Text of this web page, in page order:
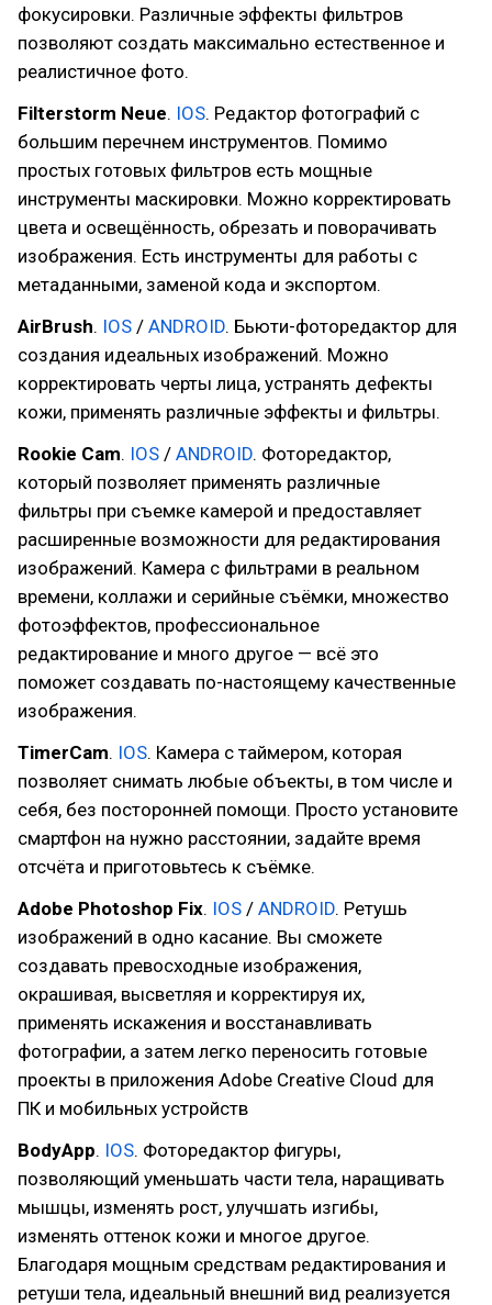
фокусировки. Различные эффекты фильтров
позволяют создать максимально естественное и
реалистичное фото.
Filterstorm Neue. IOS. Редактор фотографий с
большим перечнем инструментов. Помимо
простых готовых фильтров есть мощные
инструменты маскировки. Можно корректировать
цвета и освещённость, обрезать и поворачивать
изображения. Есть инструменты для работы с
метаданными, заменой кода и экспортом.
AirBrush. IOS / ANDROID. Бьюти-фоторедактор для
создания идеальных изображений. Можно
корректировать черты лица, устранять дефекты
кожи, применять различные эффекты и фильтры.
Rookie Cam. IOS / ANDROID. Фоторедактор,
который позволяет применять различные
фильтры при съемке камерой и предоставляет
расширенные возможности для редактирования
изображений. Камера с фильтрами в реальном
времени, коллажи и серийные съёмки, множество
фотоэффектов, профессиональное
редактирование и много другое — всё это
поможет создавать по-настоящему качественные
изображения.
TimerCam. IOS. Камера с таймером, которая
позволяет снимать любые объекты, в том числе и
себя, без посторонней помощи. Просто установите
смартфон на нужно расстоянии, задайте время
отсчёта и приготовьтесь к съёмке.
Adobe Photoshop Fix. IOS / ANDROID. Ретушь
изображений в одно касание. Вы сможете
создавать превосходные изображения,
окрашивая, высветляя и корректируя их,
применять искажения и восстанавливать
фотографии, а затем легко переносить готовые
проекты в приложения Adobe Creative Cloud для
ПК и мобильных устройств
BodyApp. IOS. Фоторедактор фигуры,
позволяющий уменьшать части тела, наращивать
мышцы, изменять рост, улучшать изгибы,
изменять оттенок кожи и многое другое.
Благодаря мощным средствам редактирования и
ретуши тела, идеальный внешний вид реализуется